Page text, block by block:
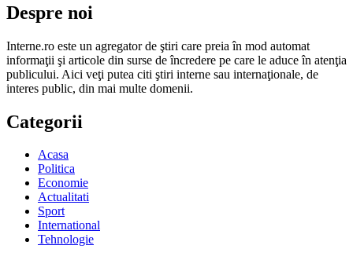
Despre noi
Interne.ro este un agregator de ştiri care preia în mod automat
informaţii şi articole din surse de încredere pe care le aduce în atenţia
publicului. Aici veţi putea citi ştiri interne sau internaţionale, de
interes public, din mai multe domenii.
Categorii
Acasa
Politica
Economie
Actualitati
Sport
International
Tehnologie